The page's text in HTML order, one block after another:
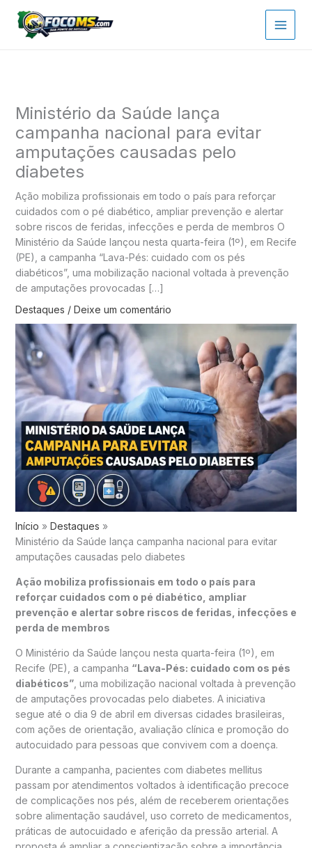
para
Ministério da Saúde lança
campanha nacional para evitar
amputações causadas pelo
diabetes
Ação mobiliza profissionais em todo o país para reforçar
cuidados com o pé diabético, ampliar prevenção e alertar
sobre riscos de feridas, infecções e perda de membros O
Ministério da Saúde lançou nesta quarta-feira (1º), em Recife
(PE), a campanha “Lava-Pés: cuidado com os pés
diabéticos”, uma mobilização nacional voltada à prevenção
de amputações provocadas […]
Destaques / Deixe um comentário
Início
Destaques
Ministério da Saúde lança campanha nacional para evitar
amputações causadas pelo diabetes
Ação mobiliza profissionais em todo o país para
reforçar cuidados com o pé diabético, ampliar
prevenção e alertar sobre riscos de feridas, infecções e
perda de membros
O Ministério da Saúde lançou nesta quarta-feira (1º), em
Recife (PE), a campanha “Lava-Pés: cuidado com os pés
diabéticos”, uma mobilização nacional voltada à prevenção
de amputações provocadas pelo diabetes. A iniciativa
segue até o dia 9 de abril em diversas cidades brasileiras,
com ações de orientação, avaliação clínica e promoção do
autocuidado para pessoas que convivem com a doença.
Durante a campanha, pacientes com diabetes mellitus
passam por atendimentos voltados à identificação precoce
de complicações nos pés, além de receberem orientações
sobre alimentação saudável, uso correto de medicamentos,
práticas de autocuidado e aferição da pressão arterial. A